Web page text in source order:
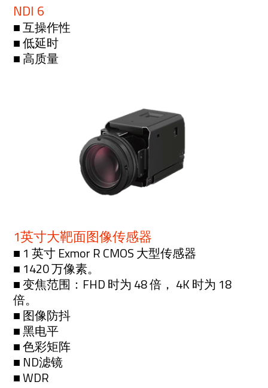
NDI 6
■ 互操作性
■ 低延时
■ 高质量
1英寸大靶面图像传感器
■ 1 英寸 Exmor R CMOS 大型传感器
■ 1420 万像素。
■ 变焦范围：FHD 时为 48 倍， 4K 时为 18
倍。
■ 图像防抖
■ 黑电平
■ 色彩矩阵
■ ND滤镜
■ WDR